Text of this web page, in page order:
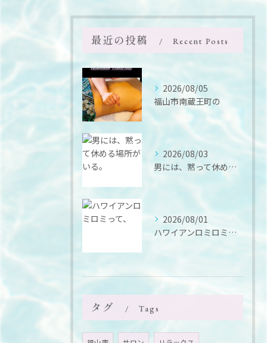
最近の投稿 Recent Posts
2026/08/05
福山市南蔵王町の
2026/08/03
男には、黙って休める場所がいる。
2026/08/01
ハワイアンロミロミって、
タグ Tags